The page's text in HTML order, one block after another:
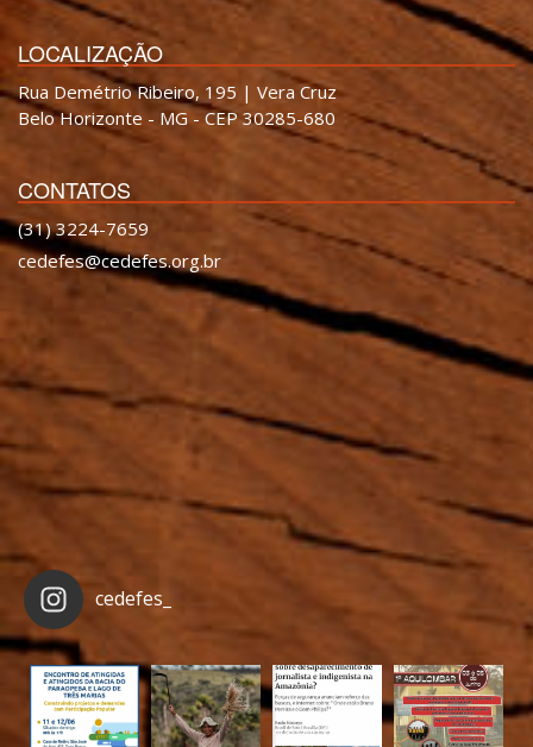
LOCALIZAÇÃO
Rua Demétrio Ribeiro, 195 | Vera Cruz
Belo Horizonte - MG - CEP 30285-680
CONTATOS
(31) 3224-7659
cedefes@cedefes.org.br
cedefes_